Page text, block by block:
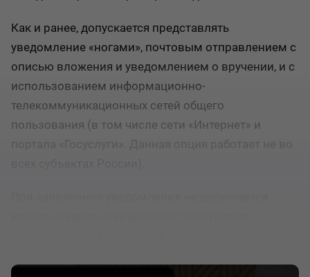
Как и ранее, допускается представлять
уведомление «ногами», почтовым отправлением с
описью вложения и уведомлением о вручении, и с
использованием информационно-
телекоммуникационных сетей общего
пользования (в том числе сети «Интернет» и